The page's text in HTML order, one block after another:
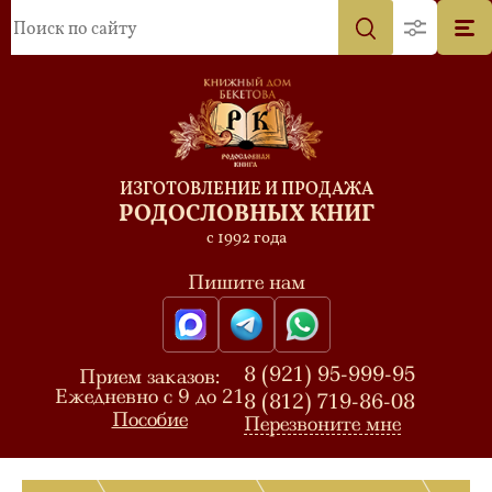
ИЗГОТОВЛЕНИЕ И ПРОДАЖА
РОДОСЛОВНЫХ КНИГ
с 1992 года
Пишите нам
Прием заказов:
Ежедневно с 9 до 21
Пособие
8 (921) 95-999-95
8 (812) 719-86-08
Перезвоните мне